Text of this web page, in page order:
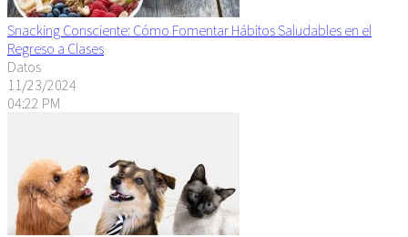
Snacking Consciente: Cómo Fomentar Hábitos Saludables en el
Regreso a Clases
Datos
11/23/2024
04:22 PM